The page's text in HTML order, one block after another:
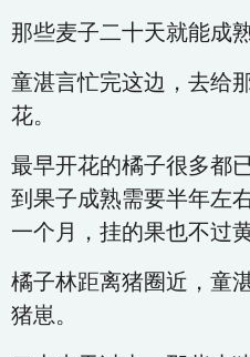
那些麦子二十天就能成
童湛言忙完这边，去给
花。
最早开花的橘子很多都
到果子成熟需要半年左
一个月，挂的果也不过
橘子林距离猪圈近，童
猪崽。